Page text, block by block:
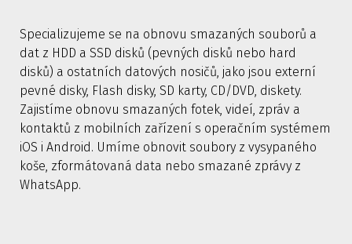
Specializujeme se na obnovu smazaných souborů a
dat z HDD a SSD disků (pevných disků nebo hard
disků) a ostatních datových nosičů, jako jsou externí
pevné disky, Flash disky, SD karty, CD/DVD, diskety.
Zajistíme obnovu smazaných fotek, videí, zpráv a
kontaktů z mobilních zařízení s operačním systémem
iOS i Android. Umíme obnovit soubory z vysypaného
koše, zformátovaná data nebo smazané zprávy z
WhatsApp.